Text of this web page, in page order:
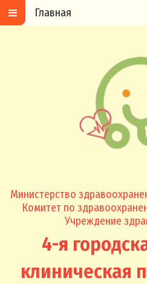
Министерство
Комитет по
Учреждение
4-я
клиническая
Главная